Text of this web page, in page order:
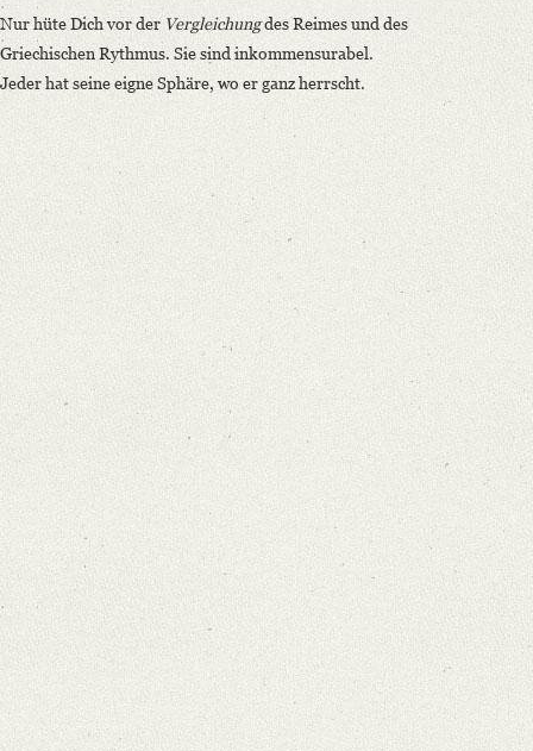
Nur hüte Dich vor der Vergleichungdes Reimes und des
Griechischen Rythmus. Sie sind inkommensurabel.
Jeder hat seine eigne Sphäre, wo er ganz herrscht.